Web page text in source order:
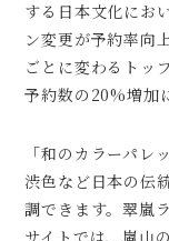
する日本文化にお
ン変更が予約率向
ごとに変わるトッ
予約数の20%増加
「和のカラーパレ
渋色など日本の伝
調できます。翠嵐
サイトでは、嵐山